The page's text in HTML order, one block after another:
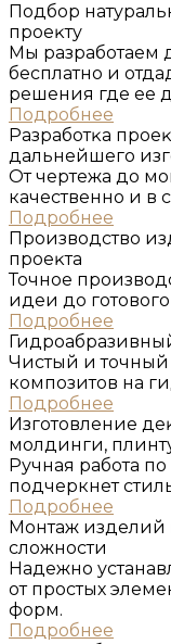
Подбор
проеĸту
Мы разработаем
бесплатно и
решения где ее
Подробнее
Разработĸа
дальнейшего
От чертежа до
качественно и в
Подробнее
Производство
проеĸта
Точное
идеи до
Подробнее
Чистый и точный
композитов на
Подробнее
Изготовление
молдинги,
Ручная работа
подчеркнет
Подробнее
Монтаж
сложности
Надежно
от простых
форм.
Подробнее